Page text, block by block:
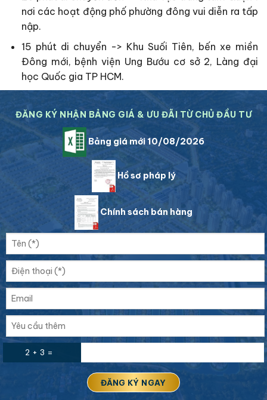
nơi các hoạt động phố phường đông vui diễn ra tấp
nập.
15 phút di chuyển -> Khu Suối Tiên, bến xe miền
Đông mới, bệnh viện Ung Bướu cơ sở 2, Làng đại
học Quốc gia TP HCM.
ĐĂNG KÝ NHẬN BẢNG GIÁ & ƯU ĐÃI TỪ CHỦ ĐẦU TƯ
Bảng giá mới 10/08/2026
Hồ sơ pháp lý
Chính sách bán hàng
2 + 3 =